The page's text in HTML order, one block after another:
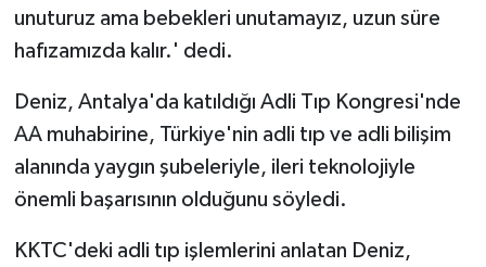
unuturuz ama bebekleri unutamayız, uzun süre
hafızamızda kalır.' dedi.
Deniz, Antalya'da katıldığı Adli Tıp Kongresi'nde
AA muhabirine, Türkiye'nin adli tıp ve adli bilişim
alanında yaygın şubeleriyle, ileri teknolojiyle
önemli başarısının olduğunu söyledi.
KKTC'deki adli tıp işlemlerini anlatan Deniz,
Nöbetçi Eczaneler
ÖZEL HABER
SAĞLIK